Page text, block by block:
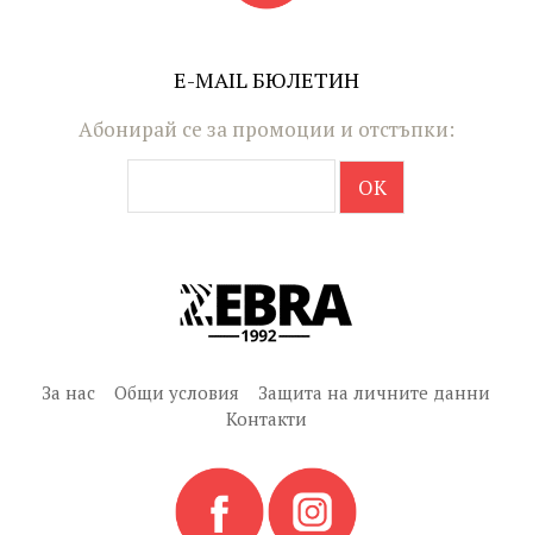
E-MAIL БЮЛЕТИН
Абонирай се за промоции и отстъпки:
За нас Общи условия
Защита на личните данни
Контакти